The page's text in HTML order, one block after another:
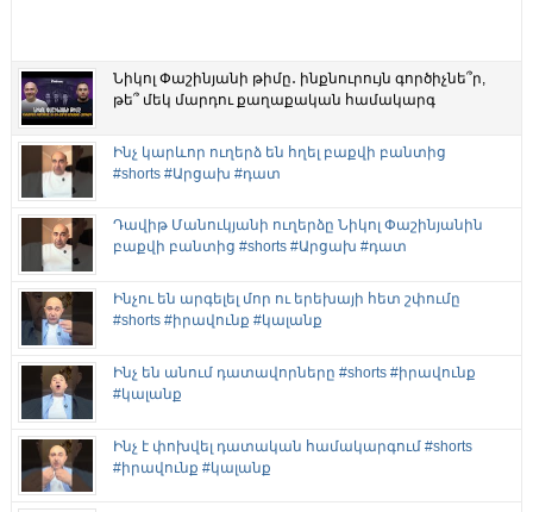
Նիկոլ Փաշինյանի թիմը․ ինքնուրույն գործիչնե՞ր,
թե՞ մեկ մարդու քաղաքական համակարգ
Ինչ կարևոր ուղերձ են հղել բաքվի բանտից
#shorts #Արցախ #դատ
Դավիթ Մանուկյանի ուղերձը Նիկոլ Փաշինյանին
բաքվի բանտից #shorts #Արցախ #դատ
Ինչու են արգելել մոր ու երեխայի հետ շփումը
#shorts #իրավունք #կալանք
Ինչ են անում դատավորները #shorts #իրավունք
#կալանք
Ինչ է փոխվել դատական համակարգում #shorts
#իրավունք #կալանք